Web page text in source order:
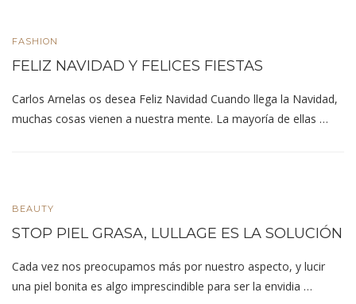
FASHION
FELIZ NAVIDAD Y FELICES FIESTAS
Carlos Arnelas os desea Feliz Navidad Cuando llega la Navidad,
muchas cosas vienen a nuestra mente. La mayoría de ellas …
BEAUTY
STOP PIEL GRASA, LULLAGE ES LA SOLUCIÓN
Cada vez nos preocupamos más por nuestro aspecto, y lucir
una piel bonita es algo imprescindible para ser la envidia …